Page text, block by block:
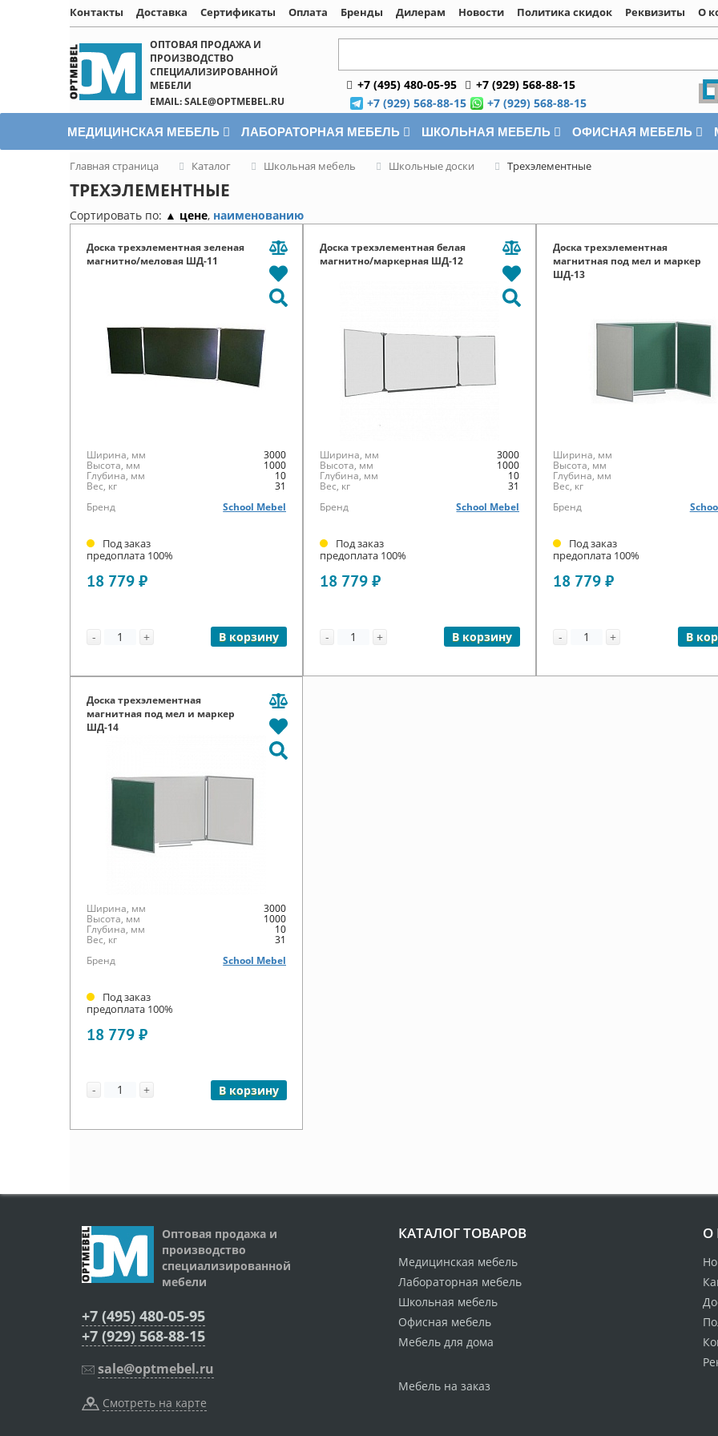
Контакты Доставка Сертификаты Оплата Бренды Дилерам Новости Политика скидок Реквизиты
О
Написать онлайнОПТОВАЯ ПРОДАЖА И
ПРОИЗВОДСТВО
СПЕЦИАЛИЗИРОВАННОЙ
МЕБЕЛИ
EMAIL: SALE@OPTMEBEL.RU
+7 (495) 480-05-95
+7 (929) 568-88-15
+7 (929) 568-88-15
+7 (929) 568-88-15
МЕДИЦИНСКАЯ МЕБЕЛЬ ЛАБОРАТОРНАЯ МЕБЕЛЬ ШКОЛЬНАЯ МЕБЕЛЬ ОФИСНАЯ МЕБЕЛЬ
Главная страница Каталог Школьная мебель Школьные доски Трехэлементные
ТРЕХЭЛЕМЕНТНЫЕ
Сортировать по: ▲ цене, наименованию
Доска трехэлементная зеленая
магнитно/меловая ШД-11
Ширина, мм 3000
Высота, мм 1000
Глубина, мм 10
Вес, кг
31
Бренд
School Mebel
Под заказ
предоплата 100%
18 779 ₽
- + В корзину
Доска трехэлементная белая
магнитно/маркерная ШД-12
Ширина, мм 3000
Высота, мм 1000
Глубина, мм 10
Вес, кг
31
Бренд
School Mebel
Под заказ
предоплата 100%
18 779 ₽
- + В корзину
Доска трехэлементная
магнитная под мел и маркер
ШД-13
Ширина, мм
Высота, мм
Глубина, мм
Вес, кг
Бренд
Под заказ
предоплата 100%
18 779 ₽
- + В
Доска трехэлементная
магнитная под мел и маркер
ШД-14
Ширина, мм 3000
Высота, мм 1000
Глубина, мм 10
Вес, кг
31
Бренд
School Mebel
Под заказ
предоплата 100%
18 779 ₽
- + В корзину
Оптовая продажа и
производство
специализированной
мебели
+7 (495) 480-05-95
+7 (929) 568-88-15
sale@optmebel.ru
Смотреть на карте
КАТАЛОГ ТОВАРОВ
Медицинская мебель
Лабораторная мебель
Школьная мебель
Офисная мебель
Мебель для дома
Мебель на заказ
О